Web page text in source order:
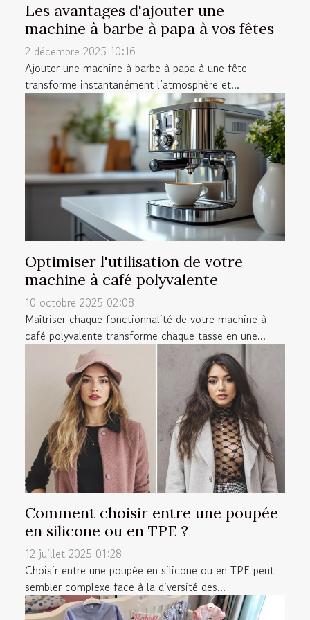
Les avantages d'ajouter une
machine à barbe à papa à vos fêtes
2 décembre 2025 10:16
Ajouter une machine à barbe à papa à une fête
transforme instantanément l’atmosphère et...
Optimiser l'utilisation de votre
machine à café polyvalente
10 octobre 2025 02:08
Maîtriser chaque fonctionnalité de votre machine à
café polyvalente transforme chaque tasse en une...
Comment choisir entre une poupée
en silicone ou en TPE ?
12 juillet 2025 01:28
Choisir entre une poupée en silicone ou en TPE peut
sembler complexe face à la diversité des...